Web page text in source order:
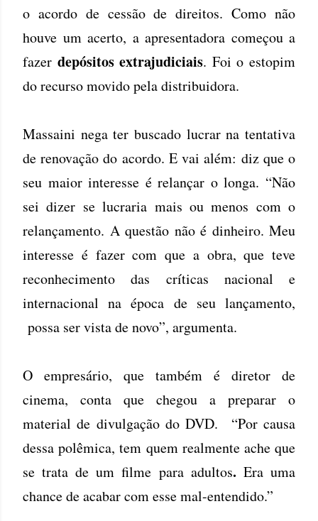
o acordo de cessão de direitos. Como não
houve um acerto, a apresentadora começou a
fazer depósitos extrajudiciais. Foi o estopim
do recurso movido pela distribuidora.
Massaini nega ter buscado lucrar na tentativa
de renovação do acordo. E vai além: diz que o
seu maior interesse é relançar o longa. “Não
sei dizer se lucraria mais ou menos com o
relançamento. A questão não é dinheiro. Meu
interesse é fazer com que a obra, que teve
reconhecimento das críticas nacional e
internacional na época de seu lançamento,
possa ser vista de novo”, argumenta.
O empresário, que também é diretor de
cinema, conta que chegou a preparar o
material de divulgação do DVD. “Por causa
dessa polêmica, tem quem realmente ache que
se trata de um filme para adultos. Era uma
chance de acabar com esse mal-entendido.”